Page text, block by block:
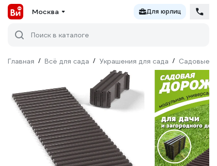
Москва Для юрлиц
Поиск в каталоге
Главная / Всё для сада / Украшения для сада / Садовые